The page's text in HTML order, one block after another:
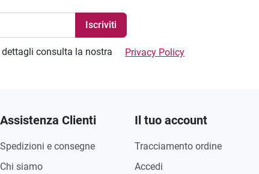
consulta la nostra Privacy Policy
Assistenza Clienti
Spedizioni e consegne
Chi siamo
Il tuo account
Tracciamento ordine
Accedi